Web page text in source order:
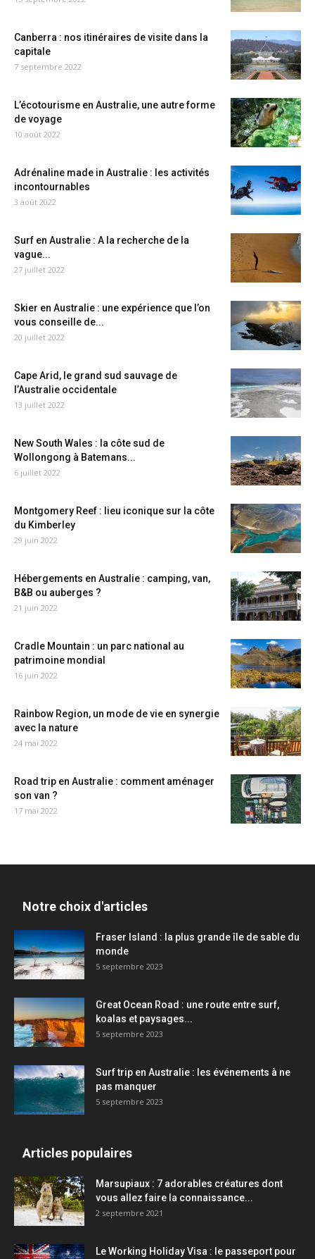
Canberra : nos itinéraires de visite dans la
capitale
7 septembre 2022
L’écotourisme en Australie, une autre forme
de voyage
10 août 2022
Adrénaline made in Australie : les activités
incontournables
3 août 2022
Surf en Australie : A la recherche de la
vague...
27 juillet 2022
Skier en Australie : une expérience que l’on
vous conseille de...
20 juillet 2022
Cape Arid, le grand sud sauvage de
l’Australie occidentale
13 juillet 2022
New South Wales : la côte sud de
Wollongong à Batemans...
6 juillet 2022
Montgomery Reef : lieu iconique sur la côte
du Kimberley
29 juin 2022
Hébergements en Australie : camping, van,
B&B ou auberges ?
21 juin 2022
Cradle Mountain : un parc national au
patrimoine mondial
16 juin 2022
Rainbow Region, un mode de vie en synergie
avec la nature
24 mai 2022
Road trip en Australie : comment aménager
son van ?
17 mai 2022
Notre choix d'articles
Fraser Island : la plus grande île de sable du
monde
5 septembre 2023
Great Ocean Road : une route entre surf,
koalas et paysages...
5 septembre 2023
Surf trip en Australie : les événements à ne
pas manquer
5 septembre 2023
Articles populaires
Marsupiaux : 7 adorables créatures dont
vous allez faire la connaissance...
2 septembre 2021
Le Working Holiday Visa : le passeport pour